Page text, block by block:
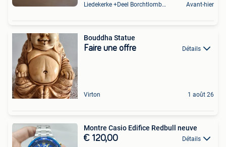
Liedekerke +Deel Borchtlombeek Avant-hier
Bouddha Statue
Faire une offre Détails
Virton 1 août 26
Montre Casio Edifice Redbull neuve
€ 120,00 Détails